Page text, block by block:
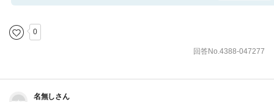
0
回答No.4388-047277
名無しさん